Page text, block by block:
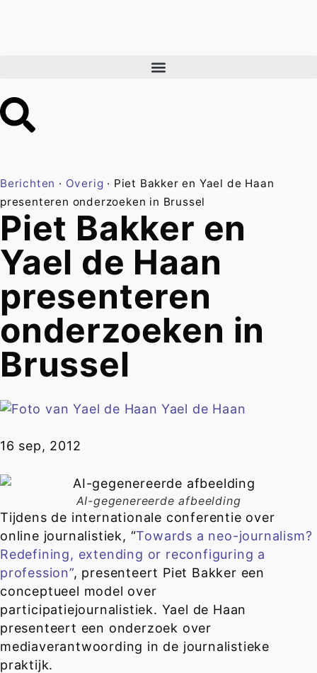
Berichten · Overig · Piet Bakker en Yael de Haan
presenteren onderzoeken in Brussel
Piet Bakker en
Yael de Haan
presenteren
onderzoeken in
Brussel
Yael de Haan
16 sep, 2012
AI-gegenereerde afbeelding
Tijdens de internationale conferentie over
online journalistiek, “Towards a neo-journalism?
Redefining, extending or reconfiguring a
profession”, presenteert Piet Bakker een
conceptueel model over
participatiejournalistiek. Yael de Haan
presenteert een onderzoek over
mediaverantwoording in de journalistieke
praktijk.